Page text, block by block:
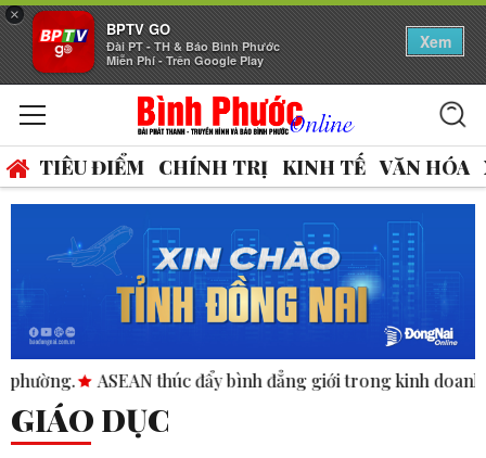
×
BPTV GO
Đài PT - TH & Báo Bình Phước
Miễn Phí - Trên Google Play
Xem
TIÊU ĐIỂM CHÍNH TRỊ KINH TẾ VĂN HÓA
thúc đẩy bình đẳng giới trong kinh doanh và nhân quyền.
GIÁO DỤC